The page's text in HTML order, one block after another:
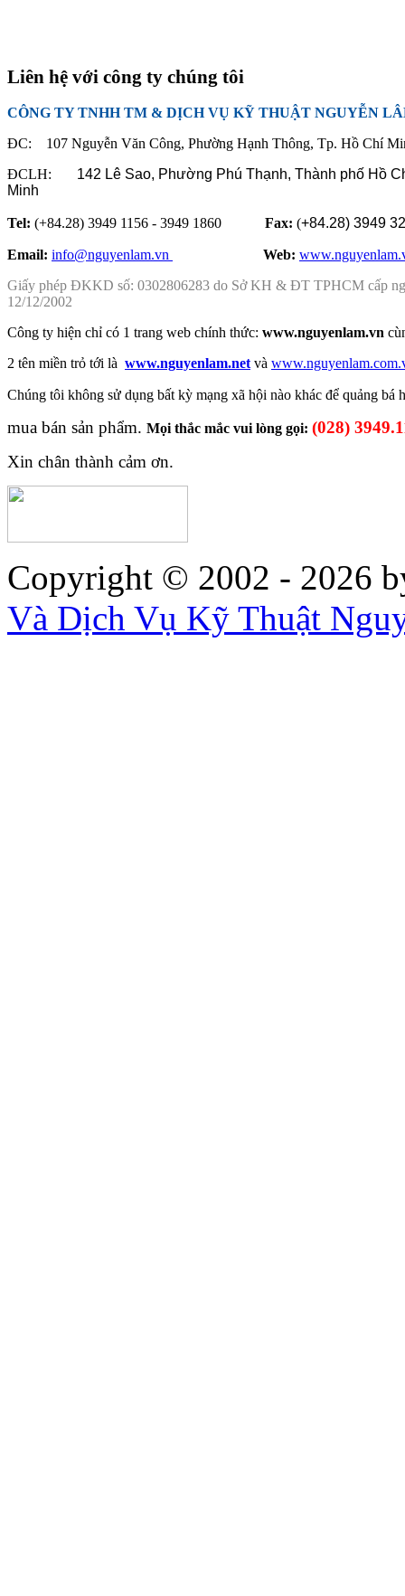
Liên hệ với công ty chúng tôi
CÔNG TY TNHH TM & DỊCH VỤ KỸ THUẬT NGUYỄN
ĐC: 107 Nguyễn Văn Công, Phường Hạnh Thông, Tp. Hồ Chí
ĐCLH: 142 Lê Sao, Phường Phú Thạnh, Thành phố Hồ
Minh
Tel: (+84.28) 3949 1156 - 3949 1860 Fax: (+84.28) 3949
Email: info@nguyenlam.vn Web:
Giấy phép ĐKKD số: 0302806283 do Sở KH & ĐT TPHCM cấp
12/12/2002
Công ty hiện chỉ có 1 trang web chính thức: www.nguyenlam.vn
2 tên miền trỏ tới là www.nguyenlam.net và
Chúng tôi không sử dụng bất kỳ mạng xã hội nào khác để quảng bá
mua bán sản phẩm. Mọi thắc mắc vui lòng gọi: (028)
Xin chân thành cảm ơn.
Copyright © 2002 - 2026
Và Dịch Vụ Kỹ Thuật